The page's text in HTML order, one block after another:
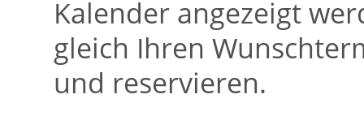
Kalender angezeigt
gleich Ihren
und reservieren.